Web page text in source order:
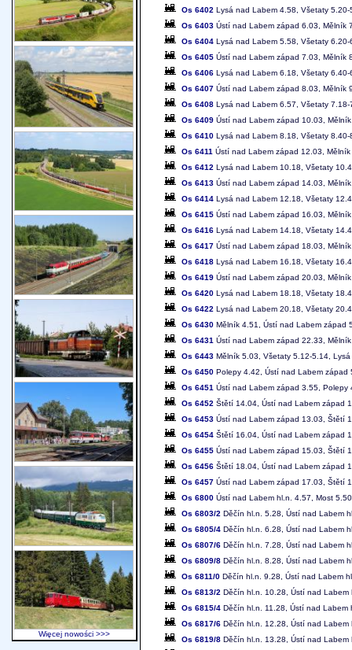
Os 6402 Lysá nad Labem 4.58, Všetaty
Os 6403 Ústí nad Labem západ 6.03, Mělník
Os 6404 Lysá nad Labem 5.58, Všetaty
Os 6405 Ústí nad Labem západ 7.03, Mělník
Os 6406 Lysá nad Labem 6.18, Všetaty
Os 6407 Ústí nad Labem západ 8.03, Mělník
Os 6408 Lysá nad Labem 6.57, Všetaty
Os 6409 Ústí nad Labem západ 10.03,
Os 6410 Lysá nad Labem 8.18, Všetaty
Os 6411 Ústí nad Labem západ 12.03,
Os 6412 Lysá nad Labem 10.18, Všetaty
Os 6413 Ústí nad Labem západ 14.03,
Os 6414 Lysá nad Labem 12.18, Všetaty
Os 6415 Ústí nad Labem západ 16.03,
Os 6416 Lysá nad Labem 14.18, Všetaty
Os 6417 Ústí nad Labem západ 18.03,
Os 6418 Lysá nad Labem 16.18, Všetaty
Os 6419 Ústí nad Labem západ 20.03,
Os 6420 Lysá nad Labem 18.18, Všetaty
Os 6422 Lysá nad Labem 20.18, Všetaty
Os 6430 Mělník 4.51, Ústí nad Labem západ
Os 6431 Ústí nad Labem západ 22.33,
Os 6443 Mělník 5.03, Všetaty 5.12-5.14,
Os 6450 Polepy 4.42, Ústí nad Labem západ
Os 6451 Ústí nad Labem západ 3.55, Polepy
Os 6452 Štětí 14.04, Ústí nad Labem západ
Os 6453 Ústí nad Labem západ 13.03, Štětí
Os 6454 Štětí 16.04, Ústí nad Labem západ
Os 6455 Ústí nad Labem západ 15.03, Štětí
Os 6456 Štětí 18.04, Ústí nad Labem západ
Os 6457 Ústí nad Labem západ 17.03, Štětí
Os 6800 Ústí nad Labem hl.n. 4.57, Most
Os 6803/2 Děčín hl.n. 5.28, Ústí nad Labem
Os 6805/4 Děčín hl.n. 6.28, Ústí nad Labem
Os 6807/6 Děčín hl.n. 7.28, Ústí nad Labem
Os 6809/8 Děčín hl.n. 8.28, Ústí nad Labem
Os 6811/0 Děčín hl.n. 9.28, Ústí nad Labem
Os 6813/2 Děčín hl.n. 10.28, Ústí nad
Os 6815/4 Děčín hl.n. 11.28, Ústí nad Labem
Os 6817/6 Děčín hl.n. 12.28, Ústí nad
Os 6819/8 Děčín hl.n. 13.28, Ústí nad
Więcej nowości >>>